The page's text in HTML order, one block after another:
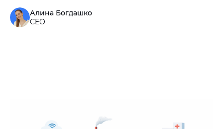
Алина Богдашко
CEO